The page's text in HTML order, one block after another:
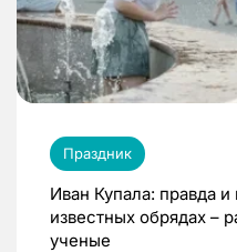
Праздник
Иван Купала: правда
известных обрядах –
ученые